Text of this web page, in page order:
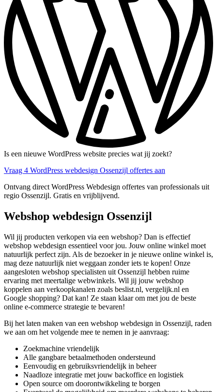
Is een nieuwe WordPress website precies wat jij zoekt?
Vraag 4 WordPress webdesign Ossenzijl offertes aan
Ontvang direct WordPress Webdesign offertes van professionals uit
regio Ossenzijl. Gratis en vrijblijvend.
Webshop webdesign Ossenzijl
Wil jij producten verkopen via een webshop? Dan is effectief
webshop webdesign essentieel voor jou. Jouw online winkel moet
natuurlijk perfect zijn. Als de bezoeker in je nieuwe online winkel is,
mag deze natuurlijk niet weggaan zonder iets te kopen! Onze
aangesloten webshop specialisten uit Ossenzijl hebben ruime
ervaring met meertalige webwinkels. Wil jij jouw webshop
koppelen aan verkoopkanalen zoals beslist.nl, vergelijk.nl en
Google shopping? Dat kan! Ze staan klaar om met jou de beste
online e-commerce strategie te bevaren!
Bij het laten maken van een webshop webdesign in Ossenzijl, raden
we aan om het volgende mee te nemen in je aanvraag:
Zoekmachine vriendelijk
Alle gangbare betaalmethoden ondersteund
Eenvoudig en gebruiksvriendelijk in beheer
Naadloze integratie met jouw backoffice en logistiek
Open source om doorontwikkeling te borgen